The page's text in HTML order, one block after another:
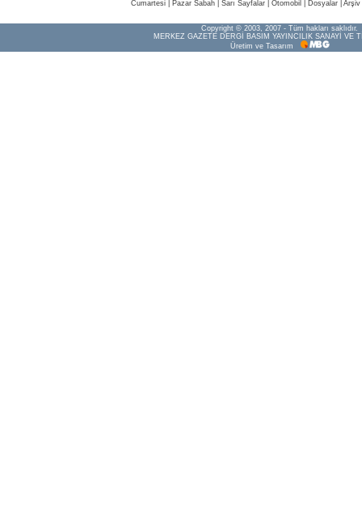
Cumartesi
Pazar Sabah Sarı Sayfalar Otomobil Dosyalar Arşiv
Copyright © 2003, 2007 - Tüm hakları saklıdır.
MERKEZ GAZETE DERGİ BASIM YAYINCILIK SANAYİ VE
Üretim ve Tasarım